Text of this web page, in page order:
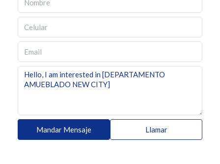
Mandar Mensaje Llamar